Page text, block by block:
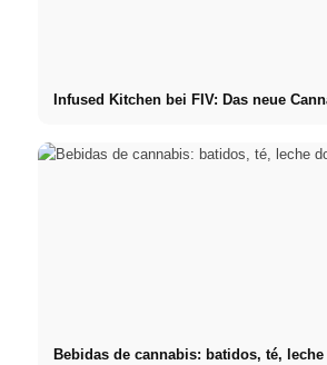
Infused Kitchen bei FIV: Das neue
Bebidas de cannabis: batidos, té,